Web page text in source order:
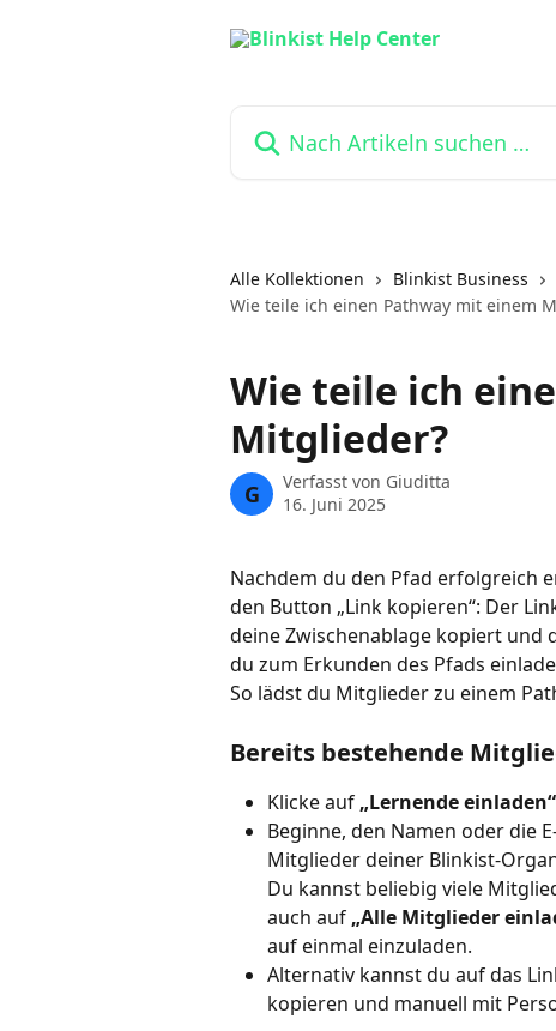
Alle Kollektionen Blinkist Business
Wie teile ich einen Pathway mit einem
Wie teile ich
Mitglieder?
G Verfasst von Giuditta
16. Juni 2025
Nachdem du den Pfad erfolgreich
den Button „Link kopieren“: Der
deine Zwischenablage kopiert und
du zum Erkunden des Pfads
So lädst du Mitglieder zu einem
Bereits bestehende
Klicke auf „Lernende einladen“
Beginne, den Namen oder die
Mitglieder deiner Blinkist-
Du kannst beliebig viele
auch auf „Alle Mitglieder
auf einmal einzuladen.
Alternativ kannst du auf das
kopieren und manuell mit